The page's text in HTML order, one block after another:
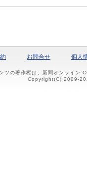
お問合せ 個人
ツの著作権は、新聞オンライン
Copyright(C) 2009-